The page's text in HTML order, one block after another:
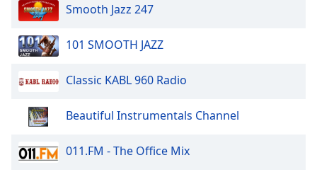
cancel
and
Color
Smooth Jazz 247
101 SMOOTH JAZZ
Classic KABL 960 Radio
Beautiful Instrumentals Channel
011.FM - The Office Mix